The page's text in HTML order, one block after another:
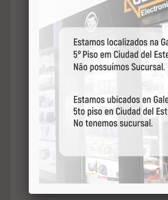
Área do cone
Freqüência de
Volume
Q mecânico 16,76
Q elétrico 0,236
Produto bl 19,18
No (referencial
Compliância (cms)
Massa total
Massa diafragma
Excursão cone
3,5 mm±